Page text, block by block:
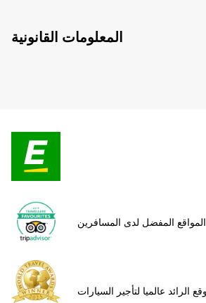
المعلومات القانونية
المواقع المفضل لدى المسافرين
الرائد عالميا لتأجير السيارات